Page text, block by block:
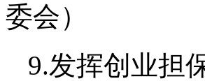
委会）
9.发挥创业担